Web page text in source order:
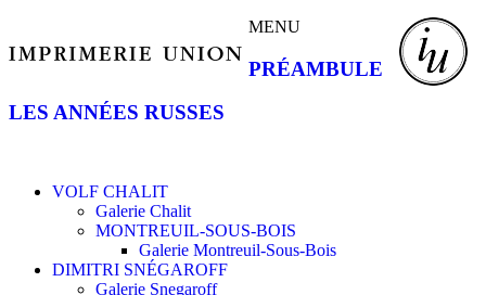
MENU
PRÉAMBULE
LES ANNÉES RUSSES
VOLF CHALIT
Galerie Chalit
MONTREUIL-SOUS-BOIS
Galerie Montreuil-Sous-Bois
DIMITRI SNÉGAROFF
Galerie Snegaroff